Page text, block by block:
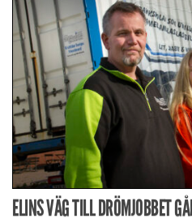
ELINS VÄG TILL DRÖMJOBBET